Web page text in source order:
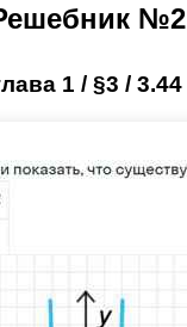
№2
1 / §3 / 3.44